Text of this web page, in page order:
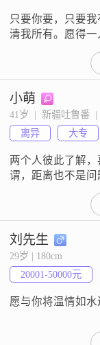
只要你要，只要我
清我所有。愿得
小萌
41岁  |  新疆吐鲁番  |
离异
大专
两个人彼此了解
谓，距离也不是问
刘先生
29岁 | 180cm
20001-50000元
愿与你将温情如水